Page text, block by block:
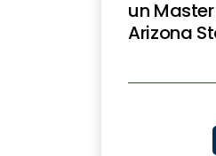
un
Arizona